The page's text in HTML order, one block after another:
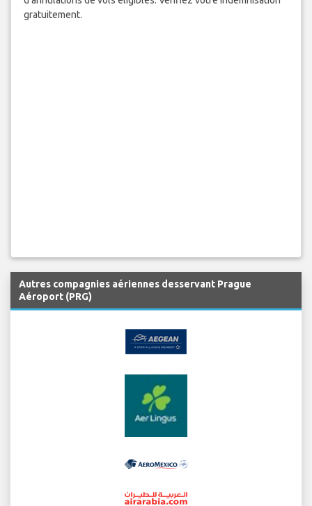
gratuitement.
Autres compagnies aériennes desservant Prague
Aéroport (PRG)